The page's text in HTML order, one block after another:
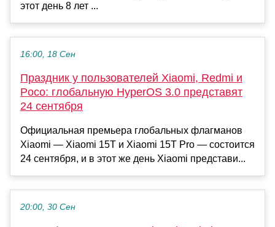
этот день 8 лет ...
16:00, 18 Сен
Праздник у пользователей Xiaomi, Redmi и
Poco: глобальную HyperOS 3.0 представят
24 сентября
Официальная премьера глобальных флагманов
Xiaomi — Xiaomi 15T и Xiaomi 15T Pro — состоится
24 сентября, и в этот же день Xiaomi представи...
20:00, 30 Сен